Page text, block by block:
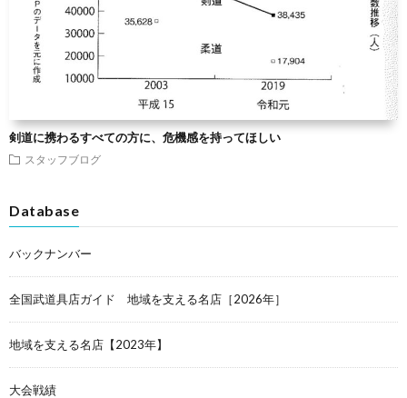
剣道に携わるすべての方に、危機感を持ってほしい
スタッフブログ
Database
バックナンバー
全国武道具店ガイド 地域を支える名店［2026年］
地域を支える名店【2023年】
大会戦績